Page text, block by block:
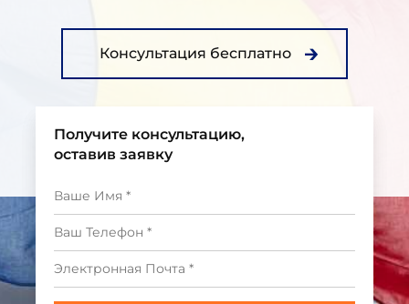
Консультация бесплатно
Получите консультацию,
оставив заявку